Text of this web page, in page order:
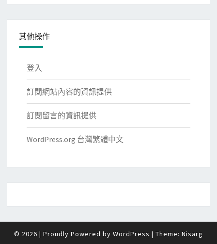
其他操作
登入
訂閱網站內容的資訊提供
訂閱留言的資訊提供
WordPress.org 台灣繁體中文
© 2026 | Proudly Powered by WordPress | Theme: Nisarg